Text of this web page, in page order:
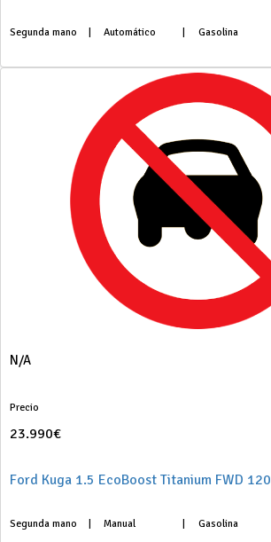
Segunda mano Automático Gasolina
N/A
Precio
23.990€
Ford Kuga 1.5 EcoBoost Titanium FWD 120
Segunda mano Manual Gasolina